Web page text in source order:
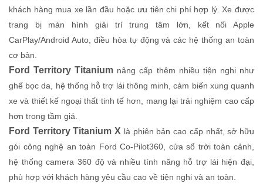
khách hàng mua xe lần đầu hoặc ưu tiên chi phí hợp lý. Xe được
trang bị màn hình giải trí trung tâm lớn, kết nối Apple
CarPlay/Android Auto, điều hòa tự động và các hệ thống an toàn
cơ bản.
Ford Territory Titanium nâng cấp thêm nhiều tiện nghi như
ghế bọc da, hệ thống hỗ trợ lái thông minh, cảm biến xung quanh
xe và thiết kế ngoại thất tinh tế hơn, mang lại trải nghiệm cao cấp
hơn trong tầm giá.
Ford Territory Titanium X là phiên bản cao cấp nhất, sở hữu
gói công nghệ an toàn Ford Co-Pilot360, cửa sổ trời toàn cảnh,
hệ thống camera 360 độ và nhiều tính năng hỗ trợ lái hiện đại,
phù hợp với khách hàng yêu cầu cao về tiện nghi và an toàn.